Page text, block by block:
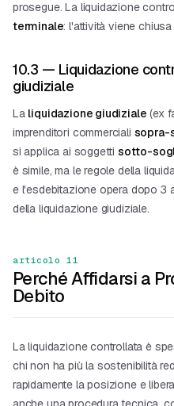
prosegue. La liquidazione
terminale: l'attività viene
10.3 — Liquidazione
giudiziale
La liquidazione giudiziale (ex
imprenditori commerciali sopra-
si applica ai soggetti sotto-
è simile, ma le regole della
e l'esdebitazione opera dopo 3
della liquidazione giudiziale.
articolo 11
Perché Affidarsi a
Debito
La liquidazione controllata è
chi non ha più la sostenibilità
rapidamente la posizione e